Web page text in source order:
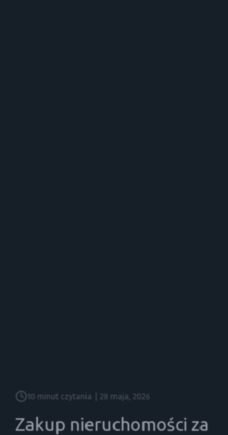
10 minut czytania 28 maja, 2026
Zakup nieruchomości za